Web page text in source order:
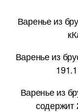
Варенье из
Варенье из
Варенье из
содержит